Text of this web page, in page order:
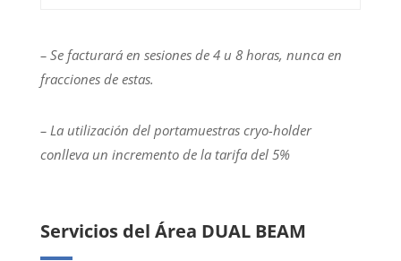
– Se facturará en sesiones de 4 u 8 horas, nunca en
fracciones de estas.
– La utilización del portamuestras cryo-holder
conlleva un incremento de la tarifa del 5%
Servicios del Área DUAL BEAM